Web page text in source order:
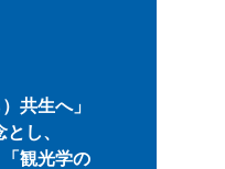
共生へ」
し、
観光学の